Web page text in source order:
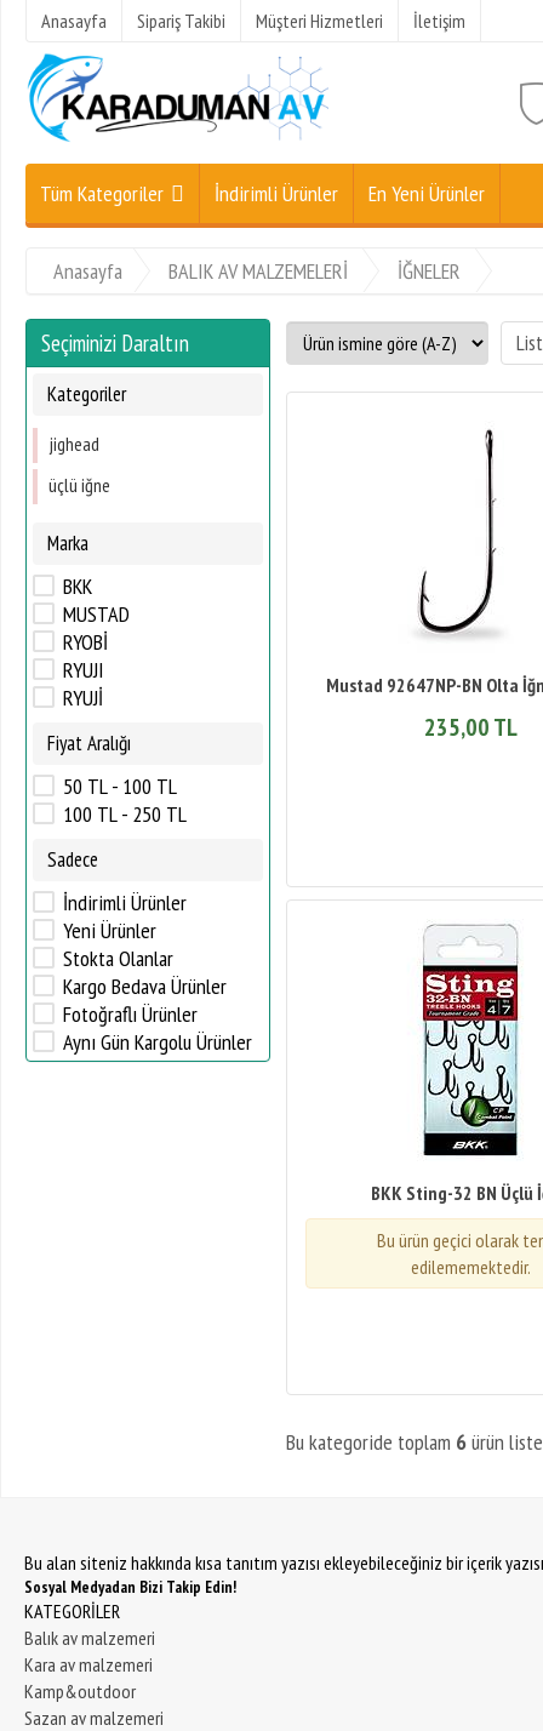
Anasayfa Sipariş Takibi Müşteri Hizmetleri İletişim
Tüm Kategoriler İndirimli Ürünler En Yeni Ürünler
Anasayfa BALIK AV MALZEMELERİ İĞNELER
Seçiminizi Daraltın
Kategoriler
jighead
üçlü iğne
Marka
BKK
MUSTAD
RYOBİ
RYUJI
RYUJİ
Fiyat Aralığı
50 TL - 100 TL
100 TL - 250 TL
Sadece
İndirimli Ürünler
Yeni Ürünler
Stokta Olanlar
Kargo Bedava Ürünler
Fotoğraflı Ürünler
Aynı Gün Kargolu Ürünler
Mustad 92647NP-BN Olta
235,00 TL
BKK Sting-32 BN Üçlü
Bu ürün geçici olarak
edilememektedir.
Bu kategoride toplam 6ürün
Bu alan siteniz hakkında kısa tanıtım yazısı ekleyebileceğiniz bir içerik
Sosyal Medyadan Bizi Takip Edin!
KATEGORİLER
Balık av malzemeri
Kara av malzemeri
Kamp&outdoor
Sazan av malzemeri